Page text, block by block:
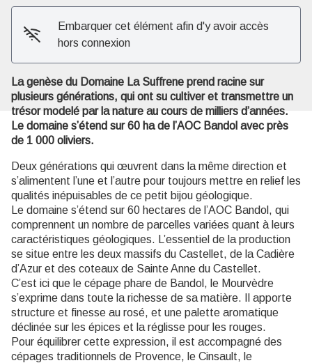
Embarquer cet élément afin d'y avoir accès
hors connexion
La genèse du Domaine La Suffrene prend racine sur
plusieurs générations, qui ont su cultiver et transmettre un
trésor modelé par la nature au cours de milliers d’années.
Le domaine s’étend sur 60 ha de l’AOC Bandol avec près
de 1 000 oliviers.
Deux générations qui œuvrent dans la même direction et
s’alimentent l’une et l’autre pour toujours mettre en relief les
qualités inépuisables de ce petit bijou géologique.
Le domaine s’étend sur 60 hectares de l’AOC Bandol, qui
comprennent un nombre de parcelles variées quant à leurs
caractéristiques géologiques. L’essentiel de la production
se situe entre les deux massifs du Castellet, de la Cadière
d’Azur et des coteaux de Sainte Anne du Castellet.
C’est ici que le cépage phare de Bandol, le Mourvèdre
s’exprime dans toute la richesse de sa matière. Il apporte
structure et finesse au rosé, et une palette aromatique
déclinée sur les épices et la réglisse pour les rouges.
Pour équilibrer cette expression, il est accompagné des
cépages traditionnels de Provence, le Cinsault, le